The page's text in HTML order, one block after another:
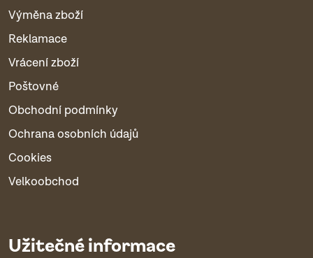
Výměna zboží
Reklamace
Vrácení zboží
Poštovné
Obchodní podmínky
Ochrana osobních údajů
Cookies
Velkoobchod
Užitečné informace